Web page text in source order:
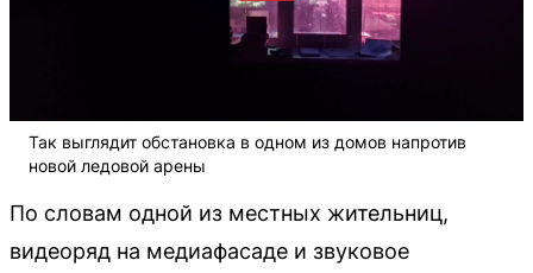
Так выглядит обстановка в одном из домов напротив
новой ледовой арены
По словам одной из местных жительниц,
видеоряд на медиафасаде и звуковое